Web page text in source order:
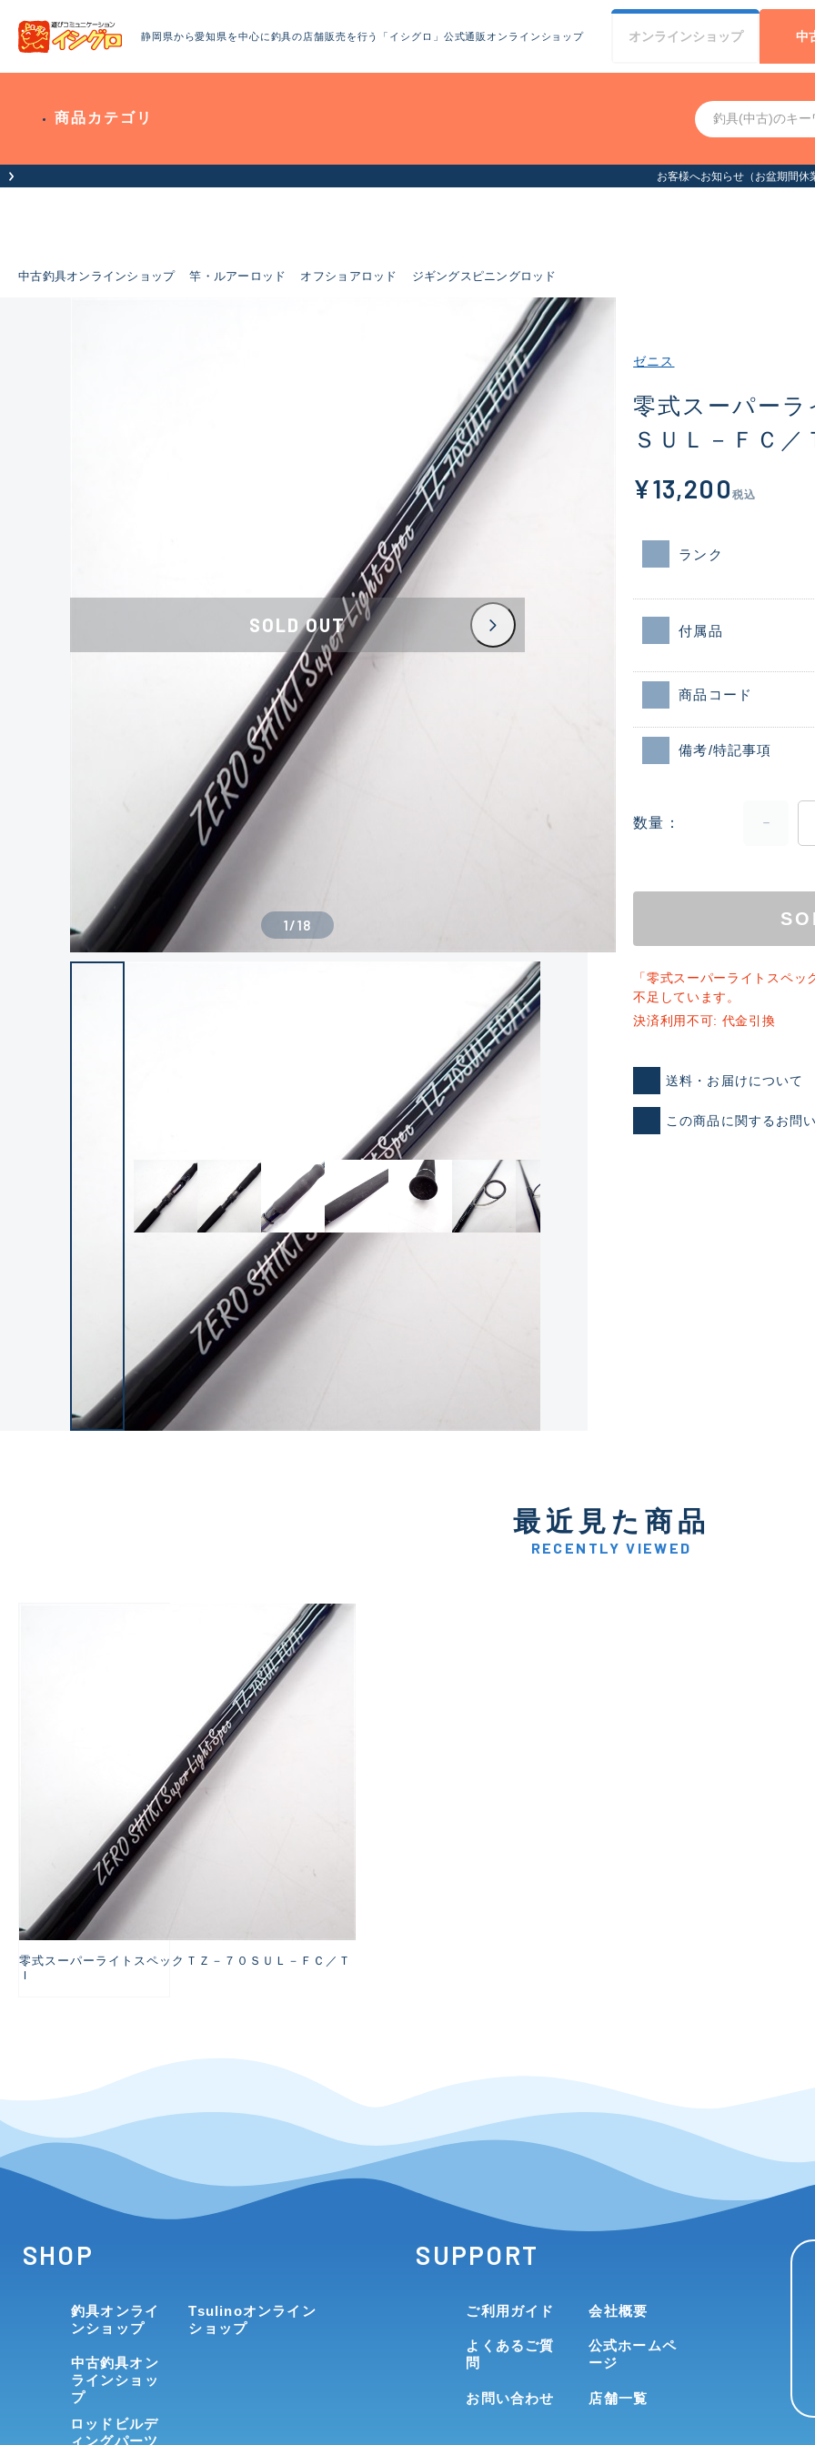
静岡県から愛知県を中心に釣具の店舗販売を行う「イシグロ」公式通販オンラインショップ オンラインショップ 中
商品カテゴリ
お客様へお知らせ（お盆期間休業について）
中古釣具オンラインショップ 竿・ルアーロッド オフショアロッド ジギングスピニングロッド
ランクとは？
良
新古品（メーカー問屋から
C-
かなり使用感があり、全体
い品
SOLD OUT
1/18
ゼニス
零式スーパーラ
ＳＵＬ－ＦＣ／
¥13,200 税込
ランク
付属品
商品コード
備考/特記事項
数量
「零式スーパーライトスペ
不足しています。
決済利用不可: 代金引換
送料・お届けについて
この商品に関するお問
最近見た商品
RECENTLY VIEWED
零式スーパーライトスペックＴＺ－７０ＳＵＬ－ＦＣ／Ｔ
Ｉ
SHOP
釣具オンライ
ンショップ
中古釣具オン
ラインショッ
プ
ロッドビルデ
ィングパーツ
Tsulinoオンライン
ショップ
SUPPORT
ご利用ガイド
よくあるご質
問
お問い合わせ
会社概要
公式ホームペ
ージ
店舗一覧